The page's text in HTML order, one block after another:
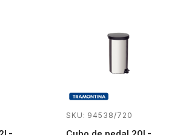
SKU: 94538/720